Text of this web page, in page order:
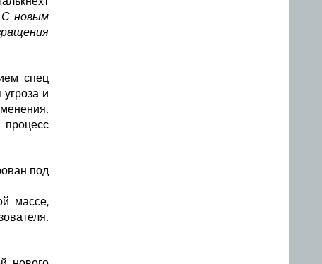
С новым
спец
и
под
массе,